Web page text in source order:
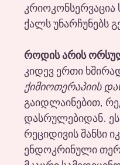
კრიოკონსერვაცია
ქალს უნარჩუნებს
როდის არის
კიდევ ერთი
ქიმიოთერაპიის
გაიდლაინებით,
დასრულებიდან.
რეციდივის შანსი
ენდოკრინული